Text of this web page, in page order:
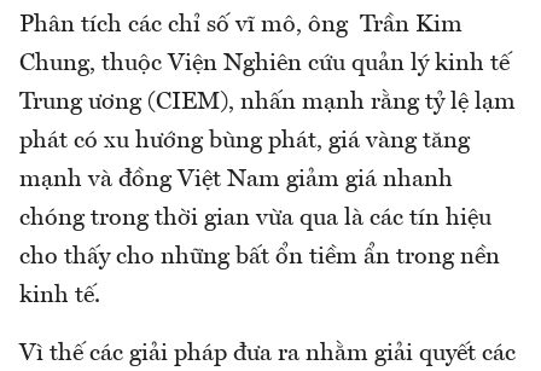
Phân tích các chỉ số vĩ mô, ông Trần Kim
Chung, thuộc Viện Nghiên cứu quản lý kinh tế
Trung ương (CIEM), nhấn mạnh rằng tỷ lệ lạm
phát có xu hướng bùng phát, giá vàng tăng
mạnh và đồng Việt Nam giảm giá nhanh
chóng trong thời gian vừa qua là các tín hiệu
cho thấy cho những bất ổn tiềm ẩn trong nền
kinh tế.
Vì thế các giải pháp đưa ra nhằm giải quyết các